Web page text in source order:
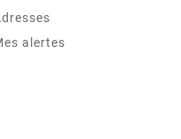
alertes